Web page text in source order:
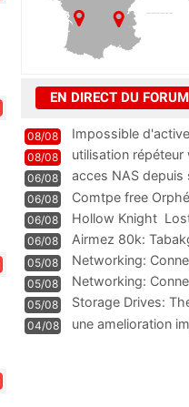
EN DIRECT DU FORUM
08/08
Impossible
résiliation
08/08 utilisation
06/08 acces NAS depuis
06/08 Comtpe free
06/08 Hollow Knight 
06/08
Airmez 80k:
Technologie und
05/08 Networking:
05/08
Networking:
Information
05/08
Storage Drives:
Management
04/08
une amelioration